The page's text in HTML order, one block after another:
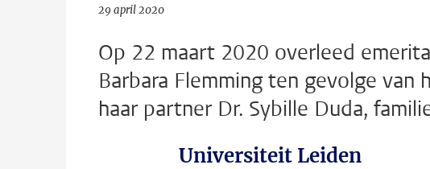
29 april 2020
Op 22 maart 2020 overleed
Barbara Flemming ten gevolge
haar partner Dr. Sybille Duda,
Universiteit Leiden